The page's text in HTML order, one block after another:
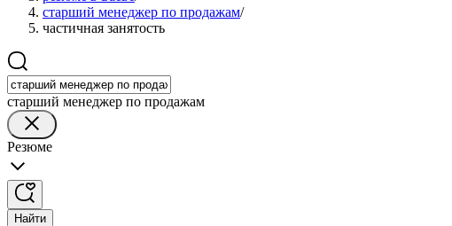
старший менеджер по продажам/
частичная занятость
старший менеджер по продажам
Резюме
Найти